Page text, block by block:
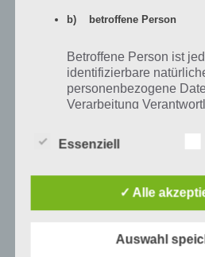
Flow Free Lösung Jumbo
Pack Level 29 – 14×14
Wir werden unsere Lösung zu Flow
Schwierigkeiten bereitet. Daher
b) betroffene Person
Betroffene Person ist
identifizierbare
personenbezogene
Verarbeitung
c) Verarbeitung
Verarbeitung ist jeder
Vorgang oder jede
Essenziell
✓ Alle
Auswahl